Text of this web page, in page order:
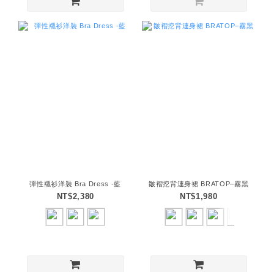
彈性襯衫洋裝 Bra Dress -藍
NT$2,380
皺褶挖背連身裙 BRATOP–霧黑
NT$1,980